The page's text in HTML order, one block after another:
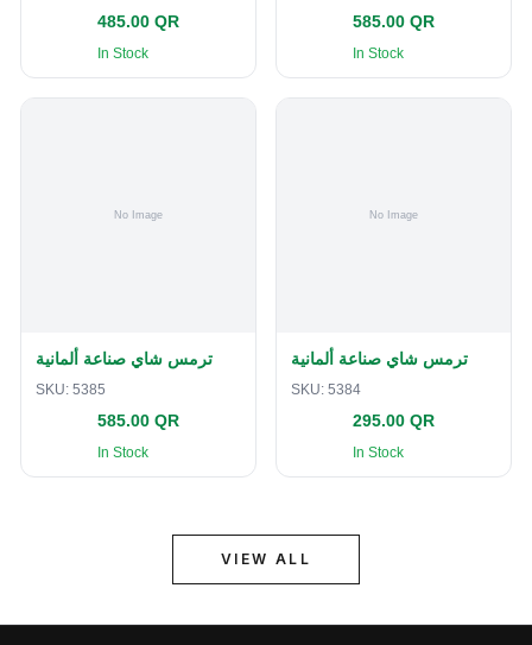
485.00 QR
In Stock
585.00 QR
In Stock
ترمس شاي صناعة ألمانية
SKU: 5385
585.00 QR
In Stock
ترمس شاي صناعة ألمانية
SKU: 5384
295.00 QR
In Stock
VIEW ALL